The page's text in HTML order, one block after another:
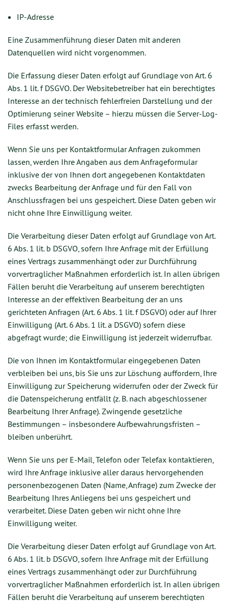
IP-Adresse
Eine Zusammenführung dieser Daten mit anderen
Datenquellen wird nicht vorgenommen.
Die Erfassung dieser Daten erfolgt auf Grundlage von Art. 6
Abs. 1 lit. f DSGVO. Der Websitebetreiber hat ein berechtigtes
Interesse an der technisch fehlerfreien Darstellung und der
Optimierung seiner Website – hierzu müssen die Server-Log-
Files erfasst werden.
Wenn Sie uns per Kontaktformular Anfragen zukommen
lassen, werden Ihre Angaben aus dem Anfrageformular
inklusive der von Ihnen dort angegebenen Kontaktdaten
zwecks Bearbeitung der Anfrage und für den Fall von
Anschlussfragen bei uns gespeichert. Diese Daten geben wir
nicht ohne Ihre Einwilligung weiter.
Die Verarbeitung dieser Daten erfolgt auf Grundlage von Art.
6 Abs. 1 lit. b DSGVO, sofern Ihre Anfrage mit der Erfüllung
eines Vertrags zusammenhängt oder zur Durchführung
vorvertraglicher Maßnahmen erforderlich ist. In allen übrigen
Fällen beruht die Verarbeitung auf unserem berechtigten
Interesse an der effektiven Bearbeitung der an uns
gerichteten Anfragen (Art. 6 Abs. 1 lit. f DSGVO) oder auf Ihrer
Einwilligung (Art. 6 Abs. 1 lit. a DSGVO) sofern diese
abgefragt wurde; die Einwilligung ist jederzeit widerrufbar.
Die von Ihnen im Kontaktformular eingegebenen Daten
verbleiben bei uns, bis Sie uns zur Löschung auffordern, Ihre
Einwilligung zur Speicherung widerrufen oder der Zweck für
die Datenspeicherung entfällt (z. B. nach abgeschlossener
Bearbeitung Ihrer Anfrage). Zwingende gesetzliche
Bestimmungen – insbesondere Aufbewahrungsfristen –
bleiben unberührt.
Wenn Sie uns per E-Mail, Telefon oder Telefax kontaktieren,
wird Ihre Anfrage inklusive aller daraus hervorgehenden
personenbezogenen Daten (Name, Anfrage) zum Zwecke der
Bearbeitung Ihres Anliegens bei uns gespeichert und
verarbeitet. Diese Daten geben wir nicht ohne Ihre
Einwilligung weiter.
Die Verarbeitung dieser Daten erfolgt auf Grundlage von Art.
6 Abs. 1 lit. b DSGVO, sofern Ihre Anfrage mit der Erfüllung
eines Vertrags zusammenhängt oder zur Durchführung
vorvertraglicher Maßnahmen erforderlich ist. In allen übrigen
Fällen beruht die Verarbeitung auf unserem berechtigten